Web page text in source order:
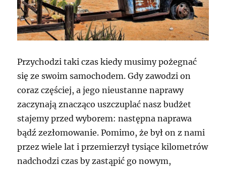
Przychodzi taki czas kiedy musimy pożegnać
się ze swoim samochodem. Gdy zawodzi on
coraz częściej, a jego nieustanne naprawy
zaczynają znacząco uszczuplać nasz budżet
stajemy przed wyborem: następna naprawa
bądź zezłomowanie. Pomimo, że był on z nami
przez wiele lat i przemierzył tysiące kilometrów
nadchodzi czas by zastąpić go nowym,